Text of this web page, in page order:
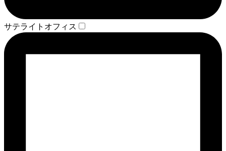
サテライトオフィス